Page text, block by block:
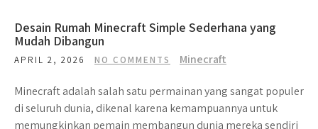
Desain Rumah Minecraft Simple Sederhana yang
Mudah Dibangun
APRIL 2, 2026 NO COMMENTS Minecraft
Minecraft adalah salah satu permainan yang sangat populer
di seluruh dunia, dikenal karena kemampuannya untuk
memungkinkan pemain membangun dunia mereka sendiri